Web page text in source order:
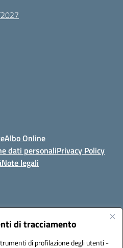
di tracciamento
di profilazione degli utenti -
Albo Online
dati personaliPrivacy Policy
Note legali
27 90133 - Palermo
pais03600r@pec.istruzione.it